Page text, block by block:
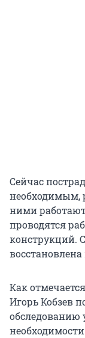
Сейчас
необходимым,
ними
проводятся
конструкций.
Как
Игорь Кобзев
обследованию